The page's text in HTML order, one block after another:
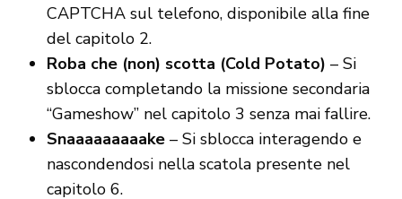
CAPTCHA sul telefono, disponibile alla fine
del capitolo 2.
Roba che (non) scotta (Cold Potato) – Si
sblocca completando la missione secondaria
“Gameshow” nel capitolo 3 senza mai fallire.
Snaaaaaaaaake– Si sblocca interagendo e
nascondendosi nella scatola presente nel
capitolo 6.